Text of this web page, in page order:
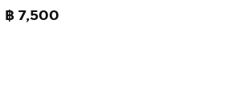
฿ 7,500